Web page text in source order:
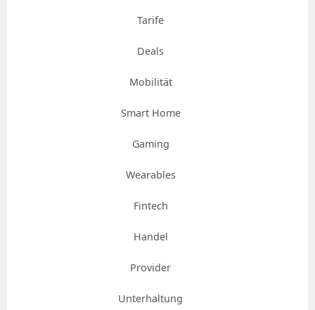
Tarife
Deals
Mobilität
Smart Home
Gaming
Wearables
Fintech
Handel
Provider
Unterhaltung